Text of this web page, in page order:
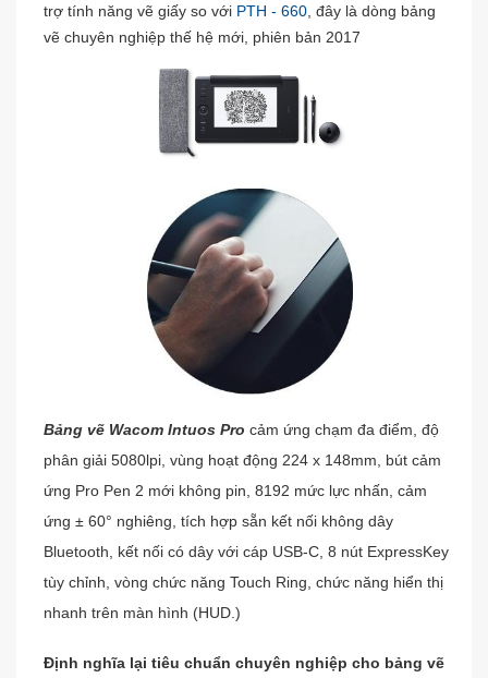
trợ tính năng vẽ giấy so với PTH - 660 , đây là dòng bảng
vẽ chuyên nghiệp thế hệ mới, phiên bản 2017
Bảng vẽ Wacom Intuos Pro cảm ứng chạm đa điểm, độ
phân giải 5080lpi, vùng hoạt động 224 x 148mm, bút cảm
ứng Pro Pen 2 mới không pin, 8192 mức lực nhấn, cảm
ứng ± 60° nghiêng, tích hợp sẵn kết nối không dây
Bluetooth, kết nối có dây với cáp USB-C, 8 nút ExpressKey
tùy chỉnh, vòng chức năng Touch Ring, chức năng hiển thị
nhanh trên màn hình (HUD.)
Định nghĩa lại tiêu chuẩn chuyên nghiệp cho bảng vẽ